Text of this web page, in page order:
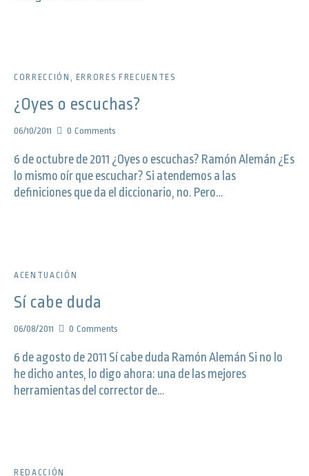
CORRECCIÓN , ERRORES FRECUENTES
¿Oyes o escuchas?
06/10/2011 0 Comments
6 de octubre de 2011 ¿Oyes o escuchas? Ramón Alemán ¿Es
lo mismo oír que escuchar? Si atendemos a las
definiciones que da el diccionario, no. Pero…
ACENTUACIÓN
Sí cabe duda
06/08/2011 0 Comments
6 de agosto de 2011 Sí cabe duda Ramón Alemán Si no lo
he dicho antes, lo digo ahora: una de las mejores
herramientas del corrector de…
REDACCIÓN